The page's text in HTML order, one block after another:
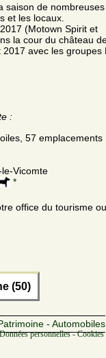
saison de nombreuses
et les locaux.
(Motown Spirit et
la cour du château
avec les groupes
:
57 emplacements
Vicomte
*
office du tourisme
(50)
- Automobiles
Données personnelles -